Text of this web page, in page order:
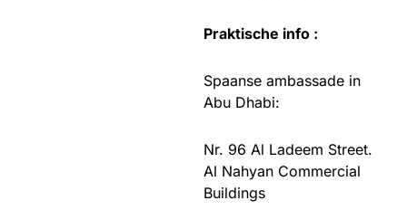
Praktische info :
Spaanse ambassade in
Abu Dhabi:
Nr. 96 Al Ladeem Street.
Al Nahyan Commercial
Buildings